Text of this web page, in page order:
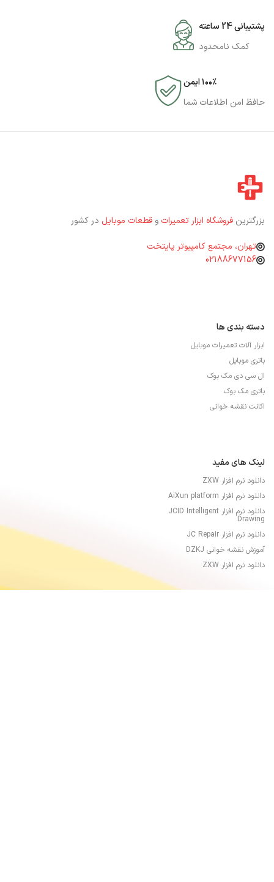
پشتیبانی 24 ساعته
کمک نامحدود
۱۰۰٪ ایمن
حافظ امن اطلاعات شما
بزرگترین فروشگاه ابزار تعمیرات و قطعات موبایل در کشور
تهران، مجتمع کامپیوتر پایتخت
02188677156
دسته بندی ها
ابزار آلات تعمیرات موبایل
باتری موبایل
ال سی دی مک بوک
باتری مک بوک
اکانت نقشه خوانی
لینک های مفید
دانلود نرم افزار ZXW
دانلود نرم افزار AiXun platform
دانلود نرم افزار JCID Intelligent
Drawing
دانلود نرم افزار JC Repair
آموزش نقشه خوانی DZKJ
دانلود نرم افزار ZXW